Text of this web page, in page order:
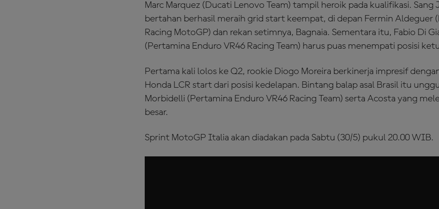
Marc Marquez (Ducati Lenovo Team) tampil heroik pada kualifikasi. Sang
bertahan berhasil meraih grid start keempat, di depan Fermin Aldeguer
Racing MotoGP) dan rekan setimnya, Bagnaia. Sementara itu, Fabio Di
(Pertamina Enduro VR46 Racing Team) harus puas menempati posisi
Pertama kali lolos ke Q2, rookie Diogo Moreira berkinerja impresif
Honda LCR start dari posisi kedelapan. Bintang balap asal Brasil itu
Morbidelli (Pertamina Enduro VR46 Racing Team) serta Acosta yang
besar.
Sprint MotoGP Italia akan diadakan pada Sabtu (30/5) pukul 20.00 WIB.